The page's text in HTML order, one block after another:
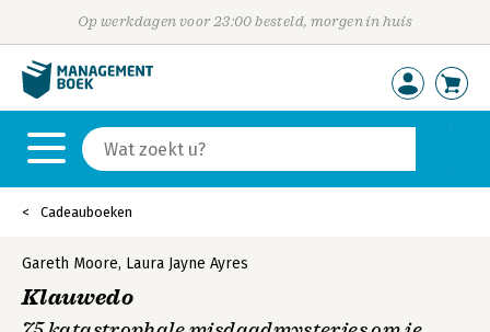
Op werkdagen voor 23:00 besteld, morgen in huis
Cadeauboeken
Gareth Moore, Laura Jayne Ayres
Klauwedo